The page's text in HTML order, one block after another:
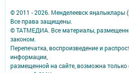
© 2011 - 2026. Менделеевск яӊалыклары
Все права защищены.
© ТАТМЕДИА. Все материалы,
законом.
Перепечатка, воспроизведение и
информации,
размещенной на сайте, возможна только